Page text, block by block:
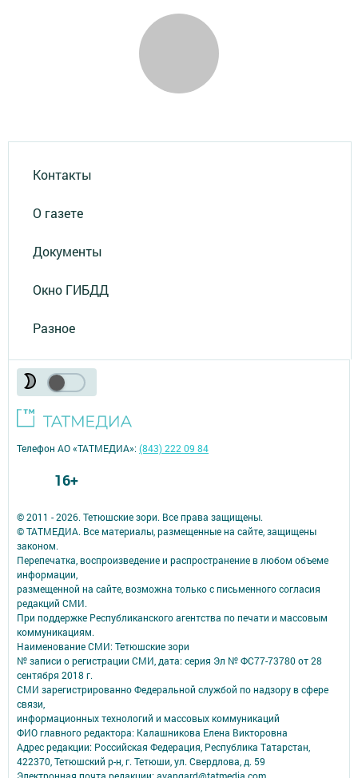
Контакты
О газете
Документы
Окно ГИБДД
Разное
© 2011 - 2026. Тетюшские зори. Все права защищены.
© ТАТМЕДИА. Все материалы, размещенные на сайте, защищены
законом.
Перепечатка, воспроизведение и распространение в любом объеме
информации,
размещенной на сайте, возможна только с письменного согласия
редакций СМИ.
При поддержке Республиканского агентства по печати и массовым
коммуникациям.
Наименование СМИ: Тетюшские зори
№ записи о регистрации СМИ, дата: серия Эл № ФС77-73780 от 28
сентября 2018 г.
СМИ зарегистрированно Федеральной службой по надзору в сфере
связи,
информационных технологий и массовых коммуникаций
ФИО главного редактора: Калашникова Елена Викторовна
Адрес редакции: Российская Федерация, Республика Татарстан,
422370, Тетюшский р-н, г. Тетюши, ул. Свердлова, д. 59
Электронная почта редакции: avangard@tatmedia.com
Телефон АО «ТАТМЕДИА»:(843) 222 09 84
16+